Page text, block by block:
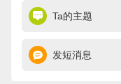
Ta的主题
发短消息